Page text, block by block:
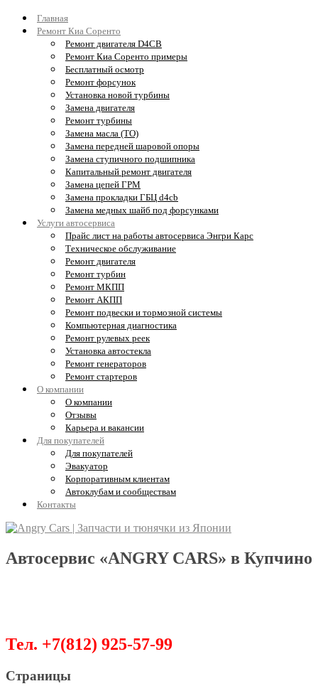
Главная
Ремонт Киа Соренто
Ремонт двигателя D4CB
Ремонт Киа Соренто примеры
Бесплатный осмотр
Ремонт форсунок
Установка новой турбины
Замена двигателя
Ремонт турбины
Замена масла (ТО)
Замена передней шаровой опоры
Замена ступичного подшипника
Капитальный ремонт двигателя
Замена цепей ГРМ
Замена прокладки ГБЦ d4cb
Замена медных шайб под форсунками
Услуги автосервиса
Прайс лист на работы автосервиса Энгри Карс
Техническое обслуживание
Ремонт двигателя
Ремонт турбин
Ремонт МКПП
Ремонт АКПП
Ремонт подвески и тормозной системы
Компьютерная диагностика
Ремонт рулевых реек
Установка автостекла
Ремонт генераторов
Ремонт стартеров
О компании
О компании
Отзывы
Карьера и вакансии
Для покупателей
Для покупателей
Эвакуатор
Корпоративным клиентам
Автоклубам и сообществам
Контакты
Автосервис «ANGRY CARS» в Купчино
Тел. +7(812) 925-57-99
Страницы